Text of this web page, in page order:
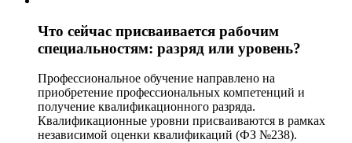
Что сейчас присваивается рабочим
специальностям: разряд или уровень?
Профессиональное обучение направлено на
приобретение профессиональных компетенций и
получение квалификационного разряда.
Квалификационные уровни присваиваются в рамках
независимой оценки квалификаций (ФЗ №238).